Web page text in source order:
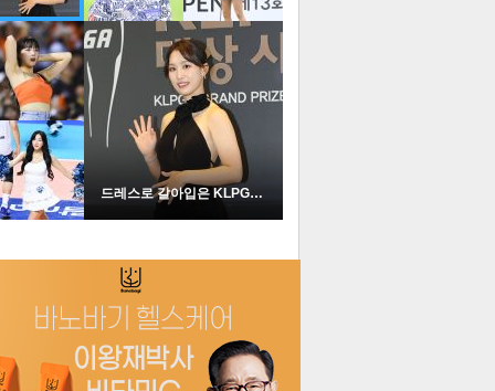
본 뉴스
스포츠 포토
더보기
드레스로 갈아입은 KLPGA …